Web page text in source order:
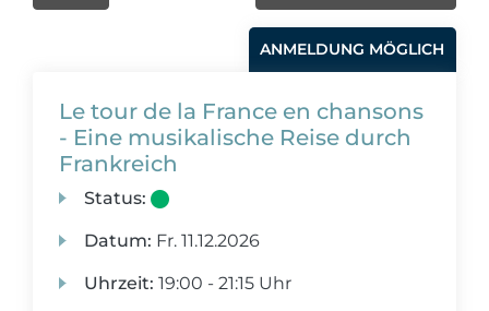
ANMELDUNG MÖGLICH
Le tour de la France en chansons
- Eine musikalische Reise durch
Frankreich
Status:
Datum: Fr. 11.12.2026
Uhrzeit: 19:00 - 21:15 Uhr